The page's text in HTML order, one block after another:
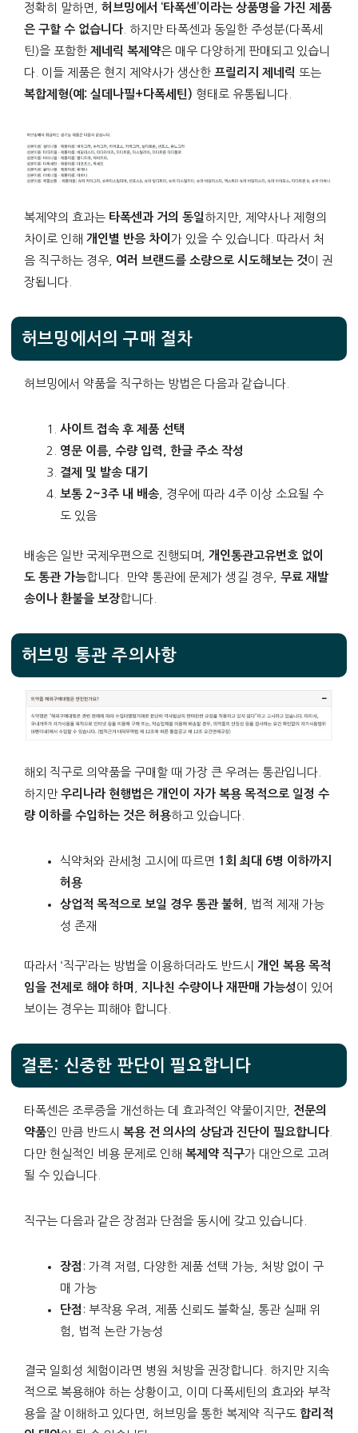
정확히 말하면, 허브밍에서 ‘타폭센’이라는 상품명을 가진 제품
은 구할 수 없습니다 . 하지만 타폭센과 동일한 주성분(다폭세
틴)을 포함한 제네릭 복제약은 매우 다양하게 판매되고 있습니
다. 이들 제품은 현지 제약사가 생산한 프릴리지 제네릭 또는
복합제형(예: 실데나필+다폭세틴) 형태로 유통됩니다.
복제약의 효과는 타폭센과 거의 동일 하지만, 제약사나 제형의
차이로 인해 개인별 반응 차이 가 있을 수 있습니다. 따라서 처
음 직구하는 경우, 여러 브랜드를 소량으로 시도해보는 것이 권
장됩니다.
허브밍에서의 구매 절차
허브밍에서 약품을 직구하는 방법은 다음과 같습니다.
사이트 접속 후 제품 선택
영문 이름, 수량 입력, 한글 주소 작성
결제 및 발송 대기
보통 2~3주 내 배송 , 경우에 따라 4주 이상 소요될 수
도 있음
배송은 일반 국제우편으로 진행되며, 개인통관고유번호 없이
도 통관 가능합니다. 만약 통관에 문제가 생길 경우, 무료 재발
송이나 환불을 보장합니다.
허브밍 통관 주의사항
해외 직구로 의약품을 구매할 때 가장 큰 우려는 통관입니다.
하지만 우리나라 현행법은 개인이 자가 복용 목적으로 일정 수
량 이하를 수입하는 것은 허용하고 있습니다.
식약처와 관세청 고시에 따르면 1회 최대 6병 이하까지
허용
상업적 목적으로 보일 경우 통관 불허
, 법적 제재 가능
성 존재
따라서 ‘직구’라는 방법을 이용하더라도 반드시 개인 복용 목적
임을 전제로 해야 하며
지나친 수량이나 재판매 가능성 이 있어
보이는 경우는 피해야 합니다.
결론: 신중한 판단이 필요합니다
타폭센은 조루증을 개선하는 데 효과적인 약물이지만, 전문의
약품인 만큼 반드시 복용 전 의사의 상담과 진단이 필요합니다
다만 현실적인 비용 문제로 인해 복제약 직구가 대안으로 고려
될 수 있습니다.
직구는 다음과 같은 장점과 단점을 동시에 갖고 있습니다.
장점 : 가격 저렴, 다양한 제품 선택 가능, 처방 없이 구
매 가능
단점 : 부작용 우려, 제품 신뢰도 불확실, 통관 실패 위
험, 법적 논란 가능성
결국 일회성 체험이라면 병원 처방을 권장합니다. 하지만 지속
적으로 복용해야 하는 상황이고, 이미 다폭세틴의 효과와 부작
용을 잘 이해하고 있다면, 허브밍을 통한 복제약 직구도 합리적